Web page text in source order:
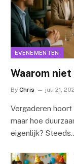
EVENEMENTEN
Waarom
By Chris juli 21,
Vergaderen
maar hoe
eigenlijk?